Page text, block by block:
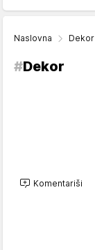
Naslovna Dekor
#Dekor
Komentariši